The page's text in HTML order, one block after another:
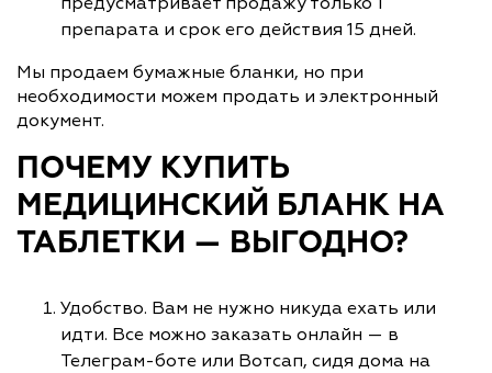
препарата и срок его действия 15 дней.
Мы продаем бумажные бланки, но при
необходимости можем продать и электронный
документ.
ПОЧЕМУ КУПИТЬ
МЕДИЦИНСКИЙ БЛАНК НА
ТАБЛЕТКИ — ВЫГОДНО?
Удобство. Вам не нужно никуда ехать или
идти. Все можно заказать онлайн — в
Телеграм-боте или Вотсап, сидя дома на